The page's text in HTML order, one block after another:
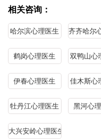
果,提供咨询室当面咨询、
是您寻求哈尔滨心理咨询
择！
绿岛心理咨询服务内容：
惧症、焦虑症等心理障碍;
姻危机、挽救婚姻、情感
瘾、叛逆、早恋、学习压
压力、职业规划、性心理
哈尔滨心理咨询热线：
13306538268（手机微信
相关咨询：
哈尔滨心理医生 齐齐哈尔
鹤岗心理医生 双鸭山心
伊春心理医生 佳木斯心
牡丹江心理医生 黑河心
大兴安岭心理医生